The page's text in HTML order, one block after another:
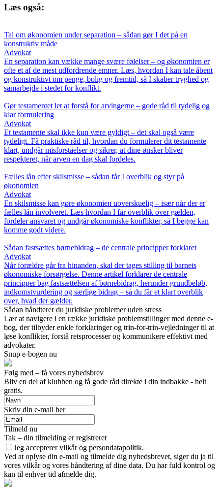
Læs også:
Tal om økonomien under separation – sådan gør I det på en
konstruktiv måde
Advokat
En separation kan vække mange svære følelser – og økonomien er
ofte et af de mest udfordrende emner. Læs, hvordan I kan tale åbent
og konstruktivt om penge, bolig og fremtid, så I skaber tryghed og
samarbejde i stedet for konflikt.
Gør testamentet let at forstå for arvingerne – gode råd til tydelig og
klar formulering
Advokat
Et testamente skal ikke kun være gyldigt – det skal også være
tydeligt. Få praktiske råd til, hvordan du formulerer dit testamente
klart, undgår misforståelser og sikrer, at dine ønsker bliver
respekteret, når arven en dag skal fordeles.
Fælles lån efter skilsmisse – sådan får I overblik og styr på
økonomien
Advokat
En skilsmisse kan gøre økonomien uoverskuelig – især når der er
fælles lån involveret. Læs hvordan I får overblik over gælden,
fordeler ansvaret og undgår økonomiske konflikter, så I begge kan
komme godt videre.
Sådan fastsættes børnebidrag – de centrale principper forklaret
Advokat
Når forældre går fra hinanden, skal der tages stilling til barnets
økonomiske forsørgelse. Denne artikel forklarer de centrale
principper bag fastsættelsen af børnebidrag, herunder grundbeløb,
indkomstvurdering og særlige bidrag – så du får et klart overblik
over, hvad der gælder.
Sådan håndterer du juridiske problemer uden stress
Lær at navigere i en række juridiske problemstillinger med denne e-
bog, der tilbyder enkle forklaringer og trin-for-trin-vejledninger til at
løse konflikter, forstå retsprocesser og kommunikere effektivt med
advokater.
Snup e-bogen nu
Følg med – få vores nyhedsbrev
Bliv en del af klubben og få gode råd direkte i din indbakke - helt
gratis.
Skriv din e-mail her
Tilmeld nu
Tak – din tilmelding er registreret
Jeg accepterer vilkår og persondatapolitik.
Ved at oplyse din e-mail og tilmelde dig nyhedsbrevet, siger du ja til
vores vilkår og vores håndtering af dine data. Du har fuld kontrol og
kan til enhver tid afmelde dig.